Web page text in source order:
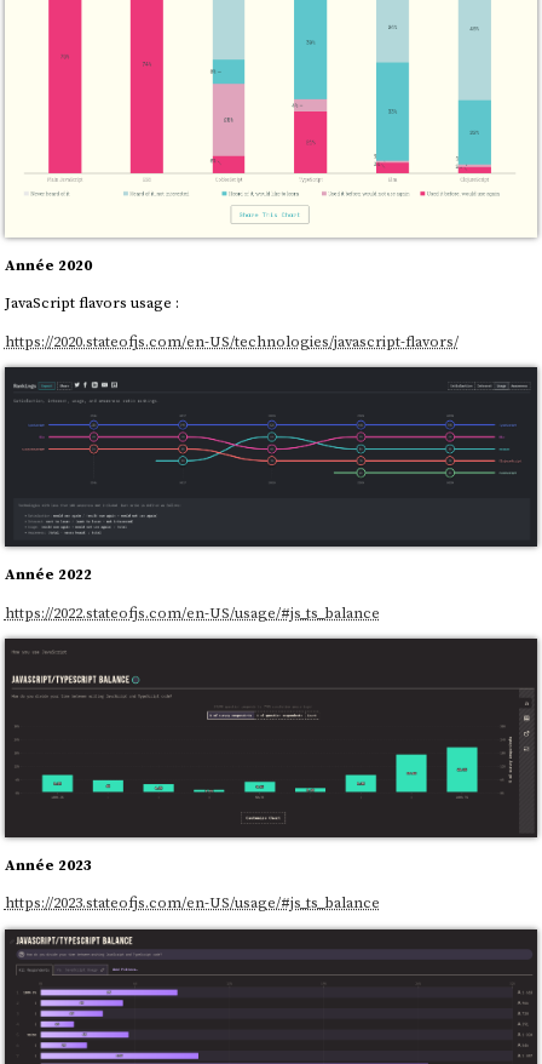
Année 2020
JavaScript flavors usage :
https://2020.stateofjs.com/en-US/technologies/javascript-flavors/
Année 2022
https://2022.stateofjs.com/en-US/usage/#js_ts_balance
Année 2023
https://2023.stateofjs.com/en-US/usage/#js_ts_balance